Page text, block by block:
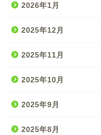
2026年1月
2025年12月
2025年11月
2025年10月
2025年9月
2025年8月